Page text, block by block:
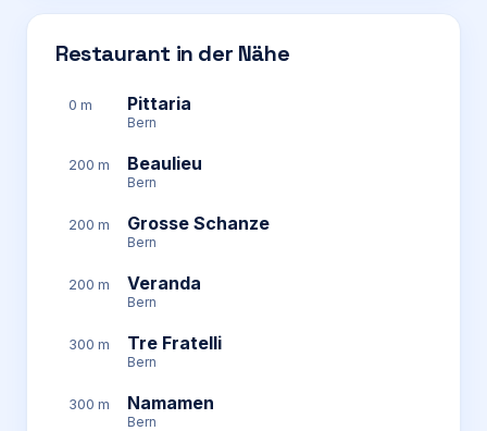
Restaurant in der Nähe
0 m Pittaria
Bern
200 m Beaulieu
Bern
200 m Grosse Schanze
Bern
200 m Veranda
Bern
300 m Tre Fratelli
Bern
300 m Namamen
Bern